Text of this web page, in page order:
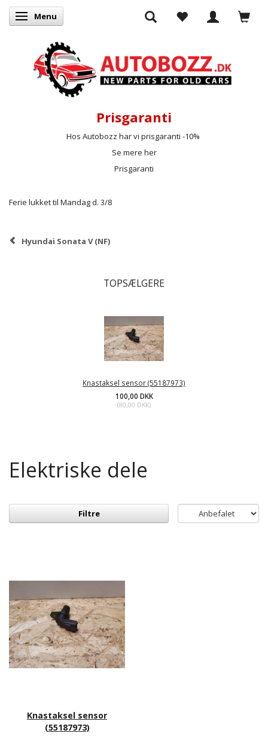
Skifte navigation
Menu
Prisgaranti
Hos Autobozz har vi prisgaranti -10%
Se mere her
Prisgaranti
Ferie lukket til Mandag d. 3/8
Hyundai Sonata V (NF)
TOPSÆLGERE
Knastaksel sensor (55187973)
100,00 DKK
(80,00 DKK)
Elektriske dele
Filtre
Knastaksel sensor
(55187973)